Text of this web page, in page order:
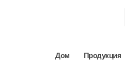
Дом Продукция